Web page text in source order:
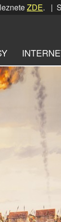
. |